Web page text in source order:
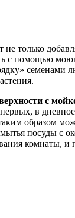
не только
с помощью
с
в
образом
посуды с
комнаты, и